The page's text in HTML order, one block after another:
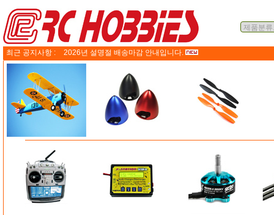
최근 공지사항 : 2026년 설명절 배송마감 안내입니다.